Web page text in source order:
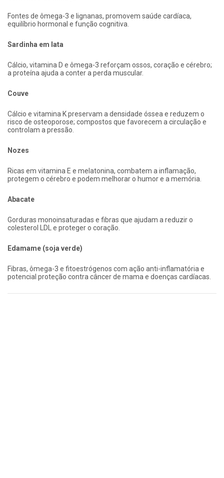
Fontes de ômega-3 e lignanas, promovem saúde cardíaca,
equilíbrio hormonal e função cognitiva.
Sardinha em lata
Cálcio, vitamina D e ômega-3 reforçam ossos, coração e cérebro;
a proteína ajuda a conter a perda muscular.
Couve
Cálcio e vitamina K preservam a densidade óssea e reduzem o
risco de osteoporose; compostos que favorecem a circulação e
controlam a pressão.
Nozes
Ricas em vitamina E e melatonina, combatem a inflamação,
protegem o cérebro e podem melhorar o humor e a memória.
Abacate
Gorduras monoinsaturadas e fibras que ajudam a reduzir o
colesterol LDL e proteger o coração.
Edamame (soja verde)
Fibras, ômega-3 e fitoestrógenos com ação anti-inflamatória e
potencial proteção contra câncer de mama e doenças cardíacas.